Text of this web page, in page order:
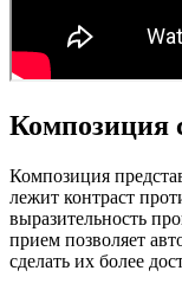
Композиция
Композиция
лежит контраст
выразительность
прием позволяет
сделать их более